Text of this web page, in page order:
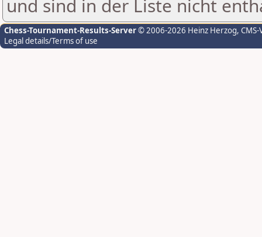
und sind in der Liste nicht
Chess-Tournament-Results-Server© 2006-2026 Heinz Herzog,
Legal details/Terms of use